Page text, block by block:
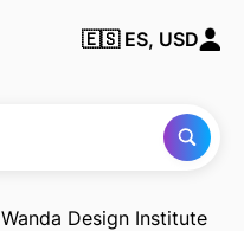
Encuentra
cualquier
🇪🇸 ES, USD
Wanda Design Institute